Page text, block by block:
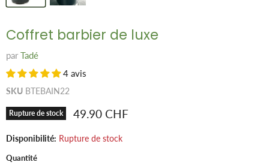
Coffret barbier de luxe
parTadé
4 avis
SKU BTEBAIN22
Rupture de stock Prix remisé
49.90 CHF
Disponibilité: Rupture de stock
Quantité